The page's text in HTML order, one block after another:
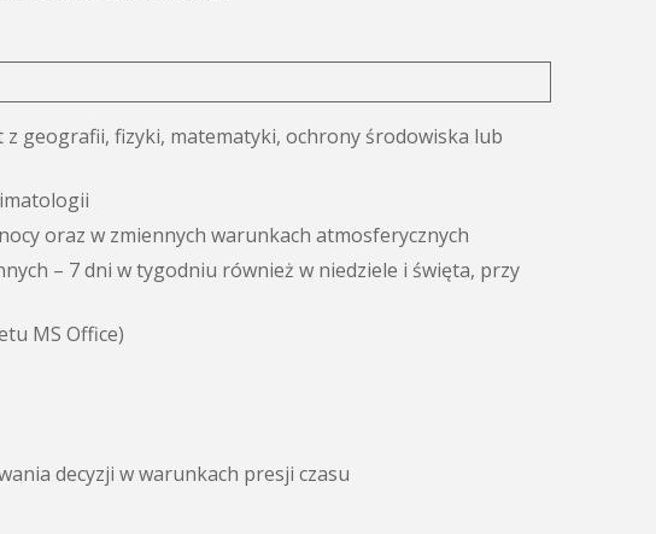
z geografii, fizyki, matematyki, ochrony środowiska lub
oraz w zmiennych warunkach atmosferycznych
– 7 dni w tygodniu również w niedziele i święta, przy
MS Office)
decyzji w warunkach presji czasu